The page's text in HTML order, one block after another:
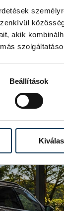
akik
Beállítások